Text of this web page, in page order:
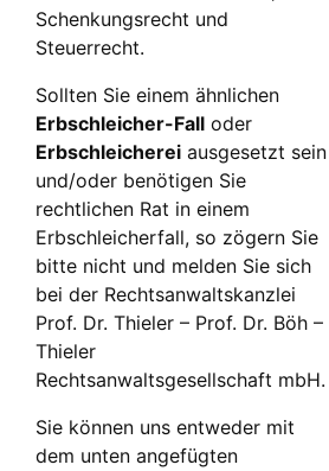
Schenkungsrecht und
Steuerrecht.
Sollten Sie einem ähnlichen
Erbschleicher-Fall oder
Erbschleicherei ausgesetzt sein
und/oder benötigen Sie
rechtlichen Rat in einem
Erbschleicherfall, so zögern Sie
bitte nicht und melden Sie sich
bei der Rechtsanwaltskanzlei
Prof. Dr. Thieler – Prof. Dr. Böh –
Thieler
Rechtsanwaltsgesellschaft mbH.
Sie können uns entweder mit
dem unten angefügten